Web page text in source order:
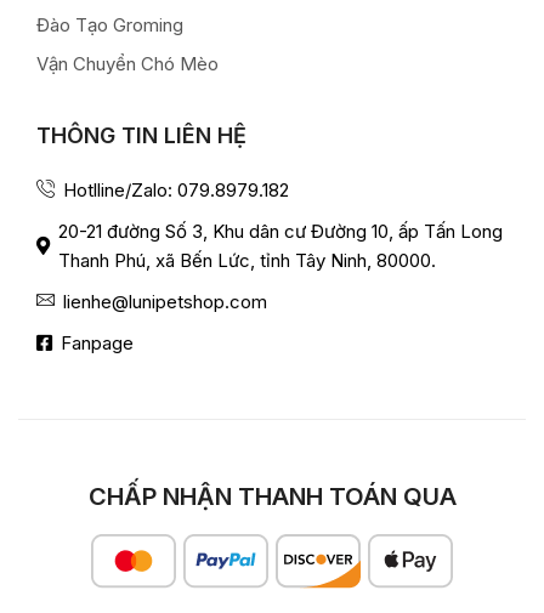
Đào Tạo Groming
Vận Chuyển Chó Mèo
THÔNG TIN LIÊN HỆ
Hotlline/Zalo: 079.8979.182
20-21 đường Số 3, Khu dân cư Đường 10, ấp Tấn Long
Thanh Phú, xã Bến Lức, tỉnh Tây Ninh, 80000.
lienhe@lunipetshop.com
Fanpage
CHẤP NHẬN THANH TOÁN QUA